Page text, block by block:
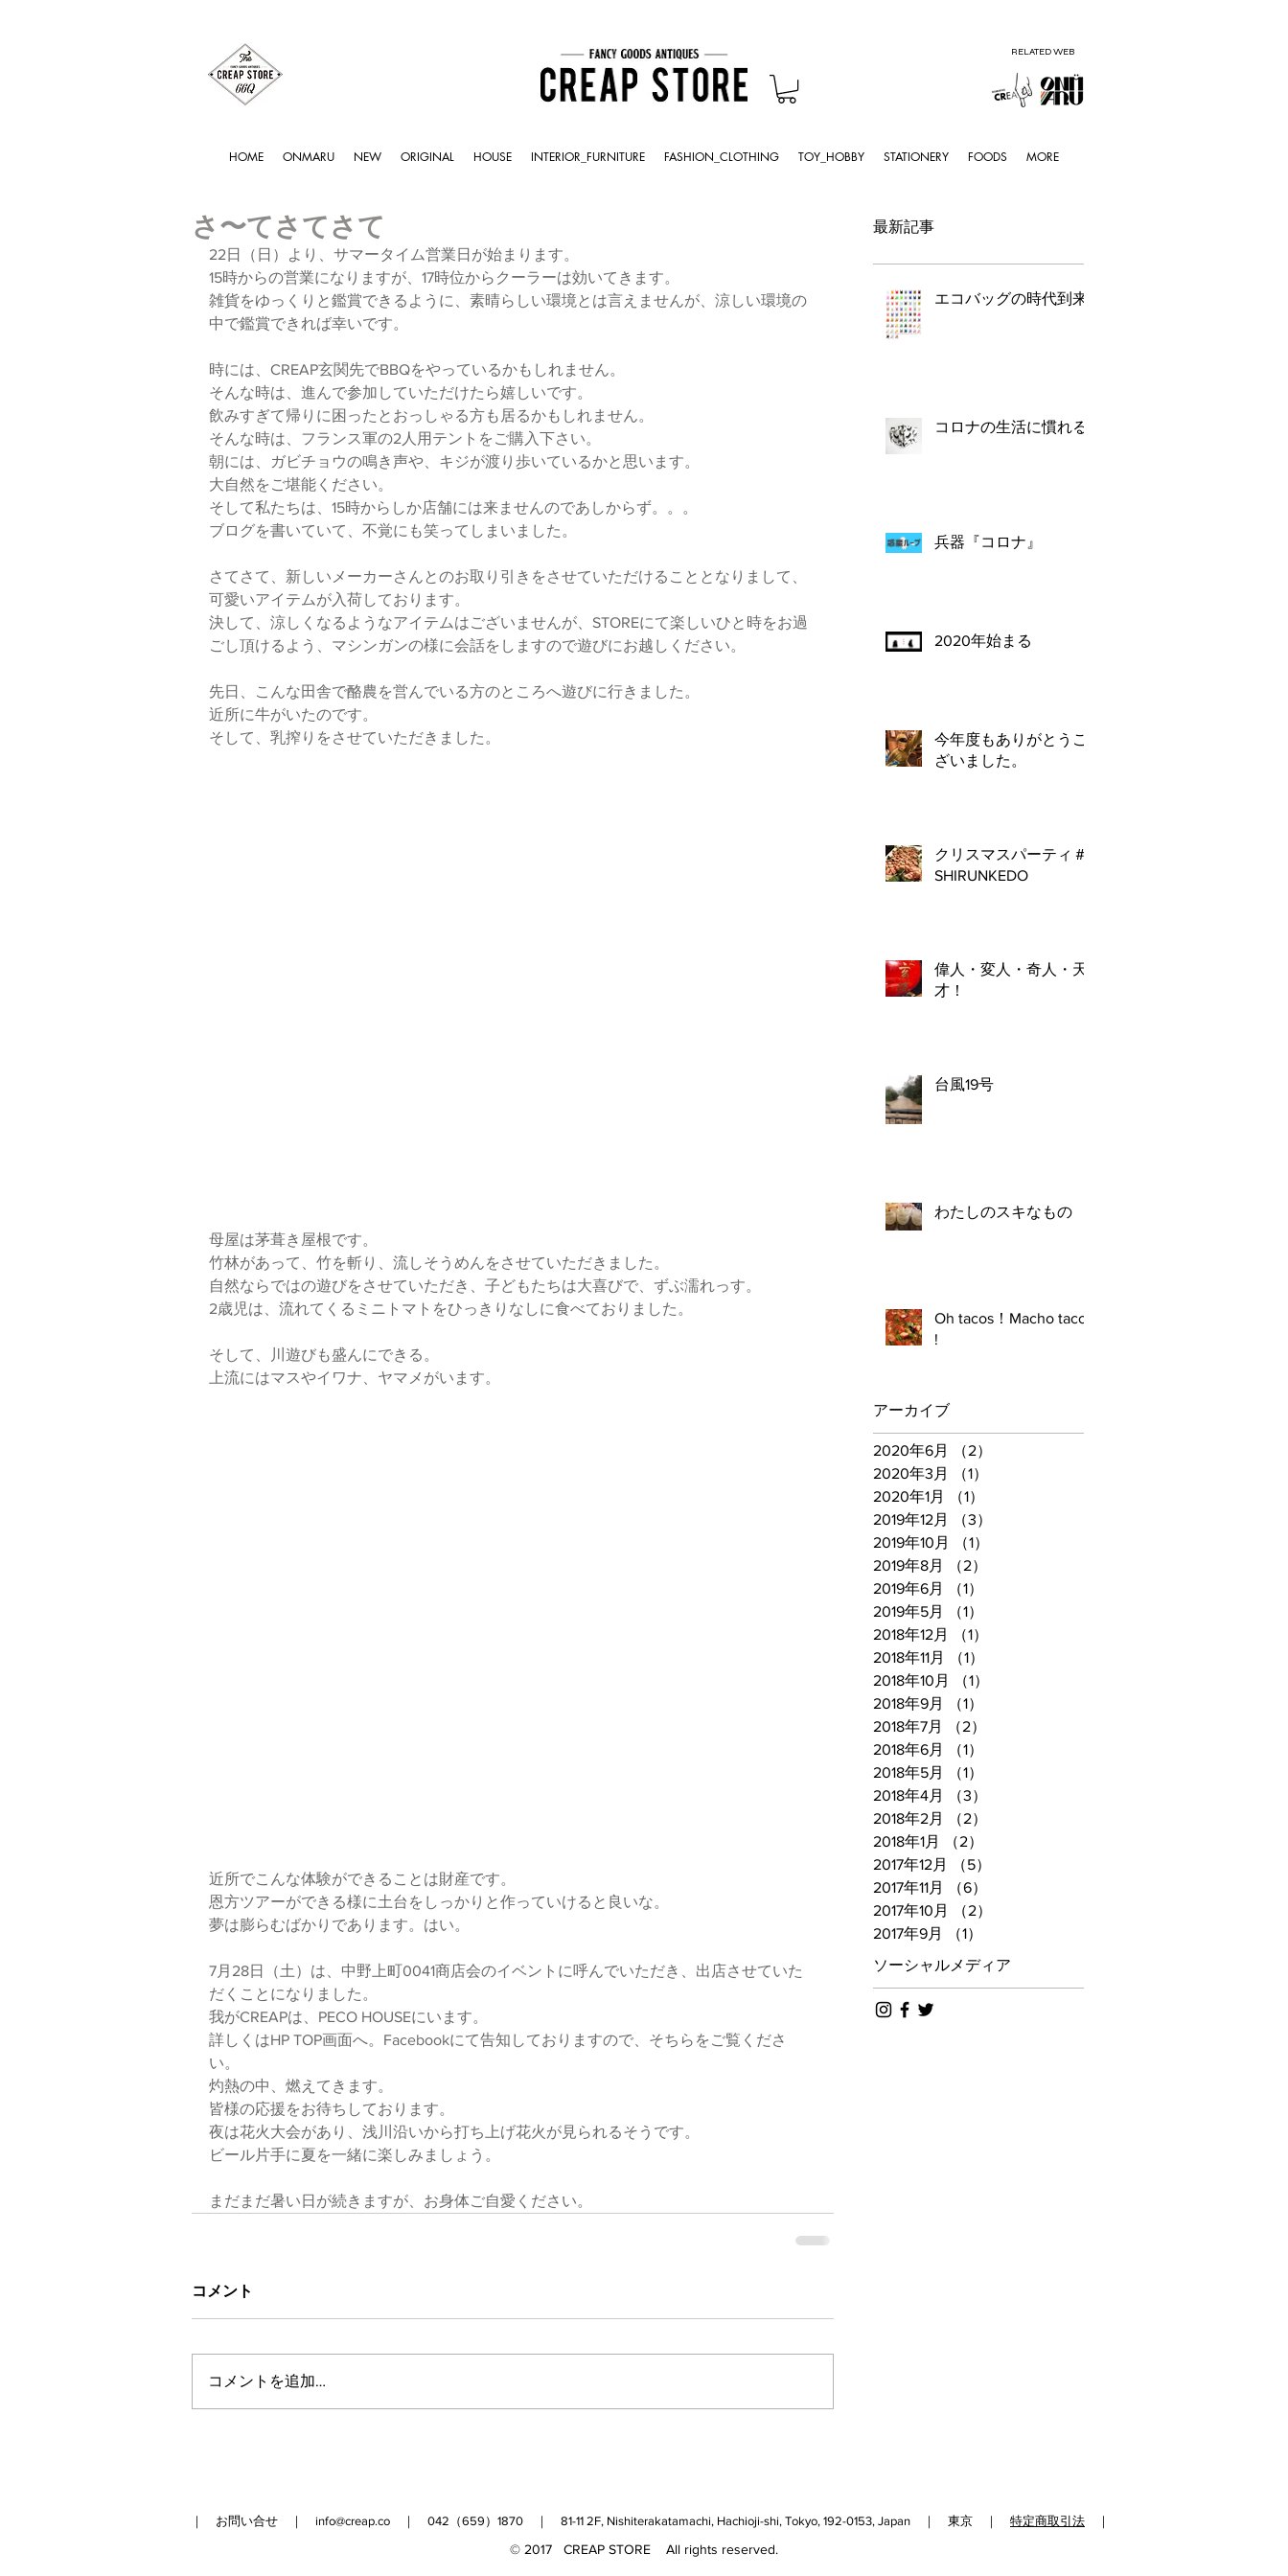
RELATED WEB
HOME ONMARU NEW ORIGINAL HOUSE INTERIOR_FURNITURE FASHION_CLOTHING TOY_HOBBY STATIONERY FOODS MORE
さ〜てさてさて
22日（日）より、サマータイム営業日が始まります。
15時からの営業になりますが、17時位からクーラーは効いてきます。
雑貨をゆっくりと鑑賞できるように、素晴らしい環境とは言えませんが、涼しい環境の
中で鑑賞できれば幸いです。
時には、CREAP玄関先でBBQをやっているかもしれません。
そんな時は、進んで参加していただけたら嬉しいです。
飲みすぎて帰りに困ったとおっしゃる方も居るかもしれません。
そんな時は、フランス軍の2人用テントをご購入下さい。
朝には、ガビチョウの鳴き声や、キジが渡り歩いているかと思います。
大自然をご堪能ください。
そして私たちは、15時からしか店舗には来ませんのであしからず。。。
ブログを書いていて、不覚にも笑ってしまいました。
さてさて、新しいメーカーさんとのお取り引きをさせていただけることとなりまして、
可愛いアイテムが入荷しております。
決して、涼しくなるようなアイテムはございませんが、STOREにて楽しいひと時をお過
ごし頂けるよう、マシンガンの様に会話をしますので遊びにお越しください。
先日、こんな田舎で酪農を営んでいる方のところへ遊びに行きました。
近所に牛がいたのです。
そして、乳搾りをさせていただきました。
母屋は茅葺き屋根です。
竹林があって、竹を斬り、流しそうめんをさせていただきました。
自然ならではの遊びをさせていただき、子どもたちは大喜びで、ずぶ濡れっす。
2歳児は、流れてくるミニトマトをひっきりなしに食べておりました。
そして、川遊びも盛んにできる。
上流にはマスやイワナ、ヤマメがいます。
近所でこんな体験ができることは財産です。
恩方ツアーができる様に土台をしっかりと作っていけると良いな。
夢は膨らむばかりであります。はい。
7月28日（土）は、中野上町0041商店会のイベントに呼んでいただき、出店させていた
だくことになりました。
我がCREAPは、PECO HOUSEにいます。
詳しくはHP TOP画面へ。Facebookにて告知しておりますので、そちらをご覧くださ
い。
灼熱の中、燃えてきます。
皆様の応援をお待ちしております。
夜は花火大会があり、浅川沿いから打ち上げ花火が見られるそうです。
ビール片手に夏を一緒に楽しみましょう。
まだまだ暑い日が続きますが、お身体ご自愛ください。
コメント
コメントを追加…
最新記事
エコバッグの時代到来
コロナの生活に慣れる
兵器『コロナ』
2020年始まる
今年度もありがとうご
ざいました。
クリスマスパーティ＃
SHIRUNKEDO
偉人・変人・奇人・天
才！
台風19号
わたしのスキなもの
Oh tacos！Macho tacos
!
アーカイブ
2020年6月 （2）
2020年3月
（1）
2020年1月
（1）
2019年12月
（3）
2019年10月
（1）
2019年8月
（2）
2019年6月
（1）
2019年5月
（1）
2018年12月
（1）
2018年11月
（1）
2018年10月
（1）
2018年9月
（1）
2018年7月
（2）
2018年6月
（1）
2018年5月
（1）
2018年4月
（3）
2018年2月
（2）
2018年1月
（2）
2017年12月
（5）
2017年11月
（6）
2017年10月
（2）
2017年9月
（1）
ソーシャルメディア
｜ お問い合せ ｜ info@creap.co ｜ 042（659）1870 ｜ 81-11 2F, Nishiterakatamachi, Hachioji-shi, Tokyo, 192-0153, Japan ｜ 東京 ｜ 特定商取引法 ｜
© 2017 CREAP STORE All rights reserved.